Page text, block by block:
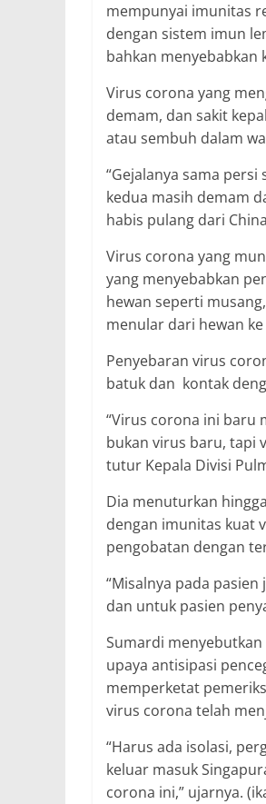
mempunyai imunitas
dengan sistem imun
bahkan menyebabkan
Virus corona yang
demam, dan sakit
atau sembuh dalam
“Gejalanya sama
kedua masih demam
habis pulang dari
Virus corona yang
yang menyebabkan
hewan seperti
menular dari hewan
Penyebaran virus
batuk dan kontak
“Virus corona ini baru
bukan virus baru, tapi
tutur Kepala Divisi
Dia menuturkan
dengan imunitas kuat
pengobatan dengan
“Misalnya pada
dan untuk pasien
Sumardi
upaya antisipasi
memperketat
virus corona telah
“Harus ada isolasi,
keluar masuk
corona ini,” ujarnya.